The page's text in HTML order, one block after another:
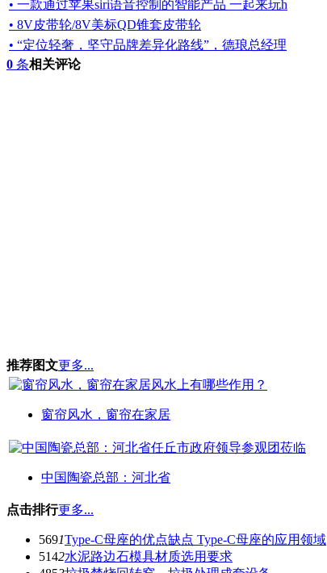
• 一款通过苹果siri语音控制的智能产品 一起来玩h
• 8V皮带轮/8V美标QD锥套皮带轮
• “定位轻奢，坚守品牌差异化路线”，德琅总经理
0 条相关评论
推荐图文更多...
窗帘风水，窗帘在家居
中国陶瓷总部：河北省
点击排行更多...
5691Type-C母座的优点缺点 Type-C母座的应用领域
5142水泥路边石模具材质选用要求